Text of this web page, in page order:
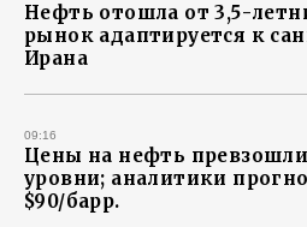
Нефть отошла от 3,5-
рынок адаптируется к
Ирана
09:16
Цены на нефть
уровни; аналитики
$90/барр.